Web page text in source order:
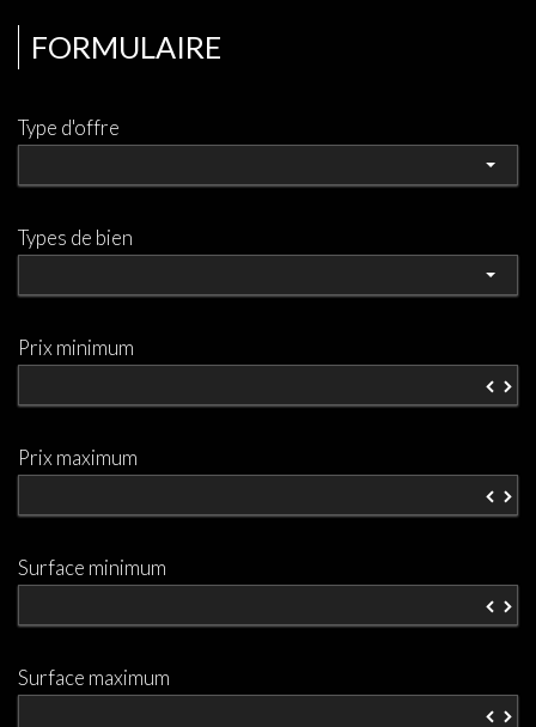
FORMULAIRE
Type d'offre
Types de bien
Prix minimum
▼
Prix maximum
▼
Surface minimum
▼
Surface maximum
▼